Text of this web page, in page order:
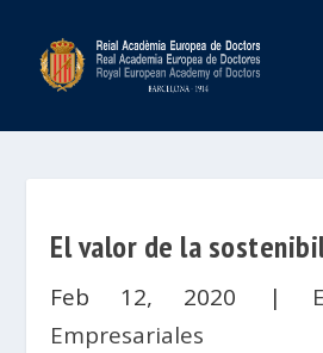
El valor de la
Feb 12, 2020 |
Empresariales